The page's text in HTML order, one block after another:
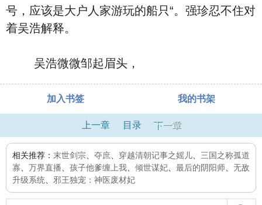
号，应该是大户人家游玩的船只“。强珍忍不住对
着吴浩解释。
吴浩微微邹起眉头，
加入书签 我的书架
上一章 目录 下一章
相关推荐： 末世剑宗 夺庶 穿越清朝记事之媱儿
三国之称孤道
寡
万界直播 孩子他爹缠上我 倾世谋妃 最后的阴阳师
无敌
升级系统
邪王独宠：神医废材妃